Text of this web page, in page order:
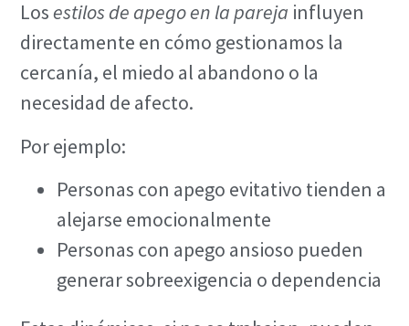
Losestilos de apego en la pareja influyen
directamente en cómo gestionamos la
cercanía, el miedo al abandono o la
necesidad de afecto.
Por ejemplo:
Personas con apego evitativo tienden a
alejarse emocionalmente
Personas con apego ansioso pueden
generar sobreexigencia o dependencia